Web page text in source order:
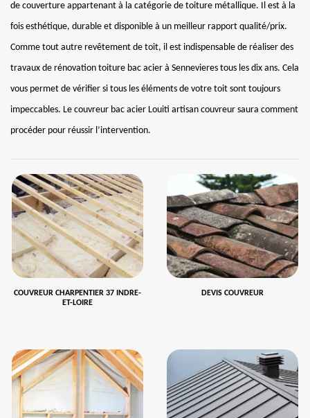
de couverture appartenant à la catégorie de toiture métallique. Il est à la
fois esthétique, durable et disponible à un meilleur rapport qualité/prix.
Comme tout autre revêtement de toit, il est indispensable de réaliser des
travaux de rénovation toiture bac acier à Sennevieres tous les dix ans. Cela
vous permet de vérifier si tous les éléments de votre toit sont toujours
impeccables. Le couvreur bac acier Louiti artisan couvreur saura comment
procéder pour réussir l’intervention.
COUVREUR CHARPENTIER 37 INDRE-
ET-LOIRE
DEVIS COUVREUR